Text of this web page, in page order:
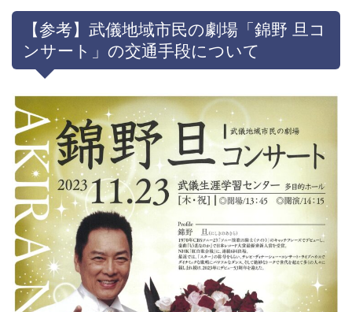
【参考】武儀地域市民の劇場「錦野 旦コ
ンサート」の交通手段について